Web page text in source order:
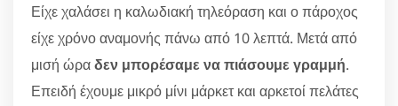
Είχε χαλάσει η καλωδιακή τηλεόραση και ο πάροχος
είχε χρόνο αναμονής πάνω από 10 λεπτά. Μετά από
μισή ώραδεν μπορέσαμε να πιάσουμε γραμμή.
Επειδή έχουμε μικρό μίνι μάρκετ και αρκετοί πελάτες